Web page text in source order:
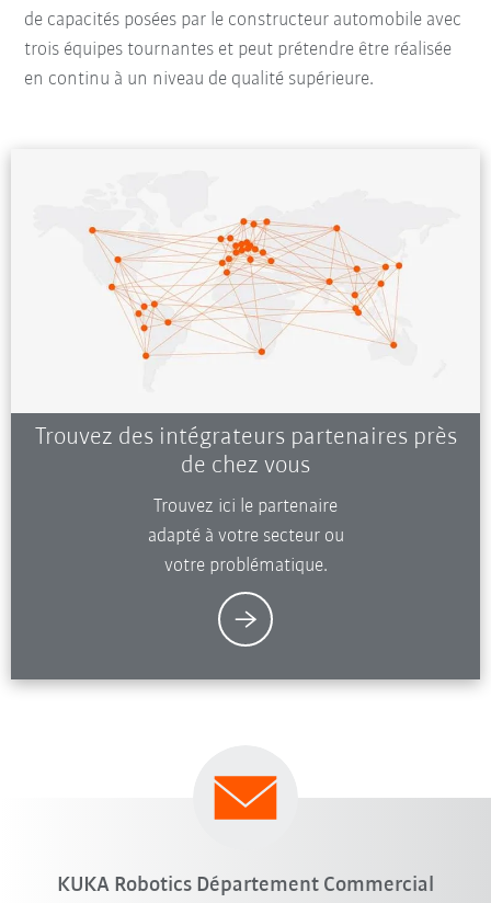
de capacités posées par le constructeur automobile avec
trois équipes tournantes et peut prétendre être réalisée
en continu à un niveau de qualité supérieure.
Trouvez des intégrateurs partenaires près
de chez vous
Trouvez ici le partenaire
adapté à votre secteur ou
votre problématique.
KUKA Robotics Département Commercial